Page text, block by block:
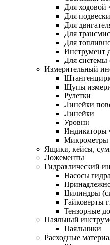
Для ходовой
Для подвески
Для
Для
Для
Инструмент
Для системы
Измерительный
Щупы
Рулетки
Линейки
Линейки
Уровни
Индикаторы
Микрометры
Ящики, кейсы,
Ложементы
Гидравлический
Насосы
Цилиндры
Гайковерты
Тензорные
Паяльный
Паяльники
Расходные